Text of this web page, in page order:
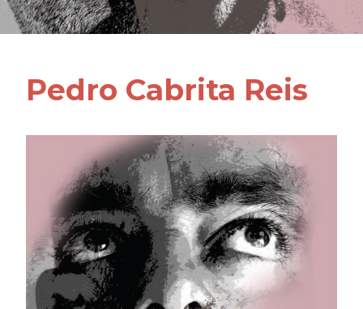
Pedro Cabrita Reis